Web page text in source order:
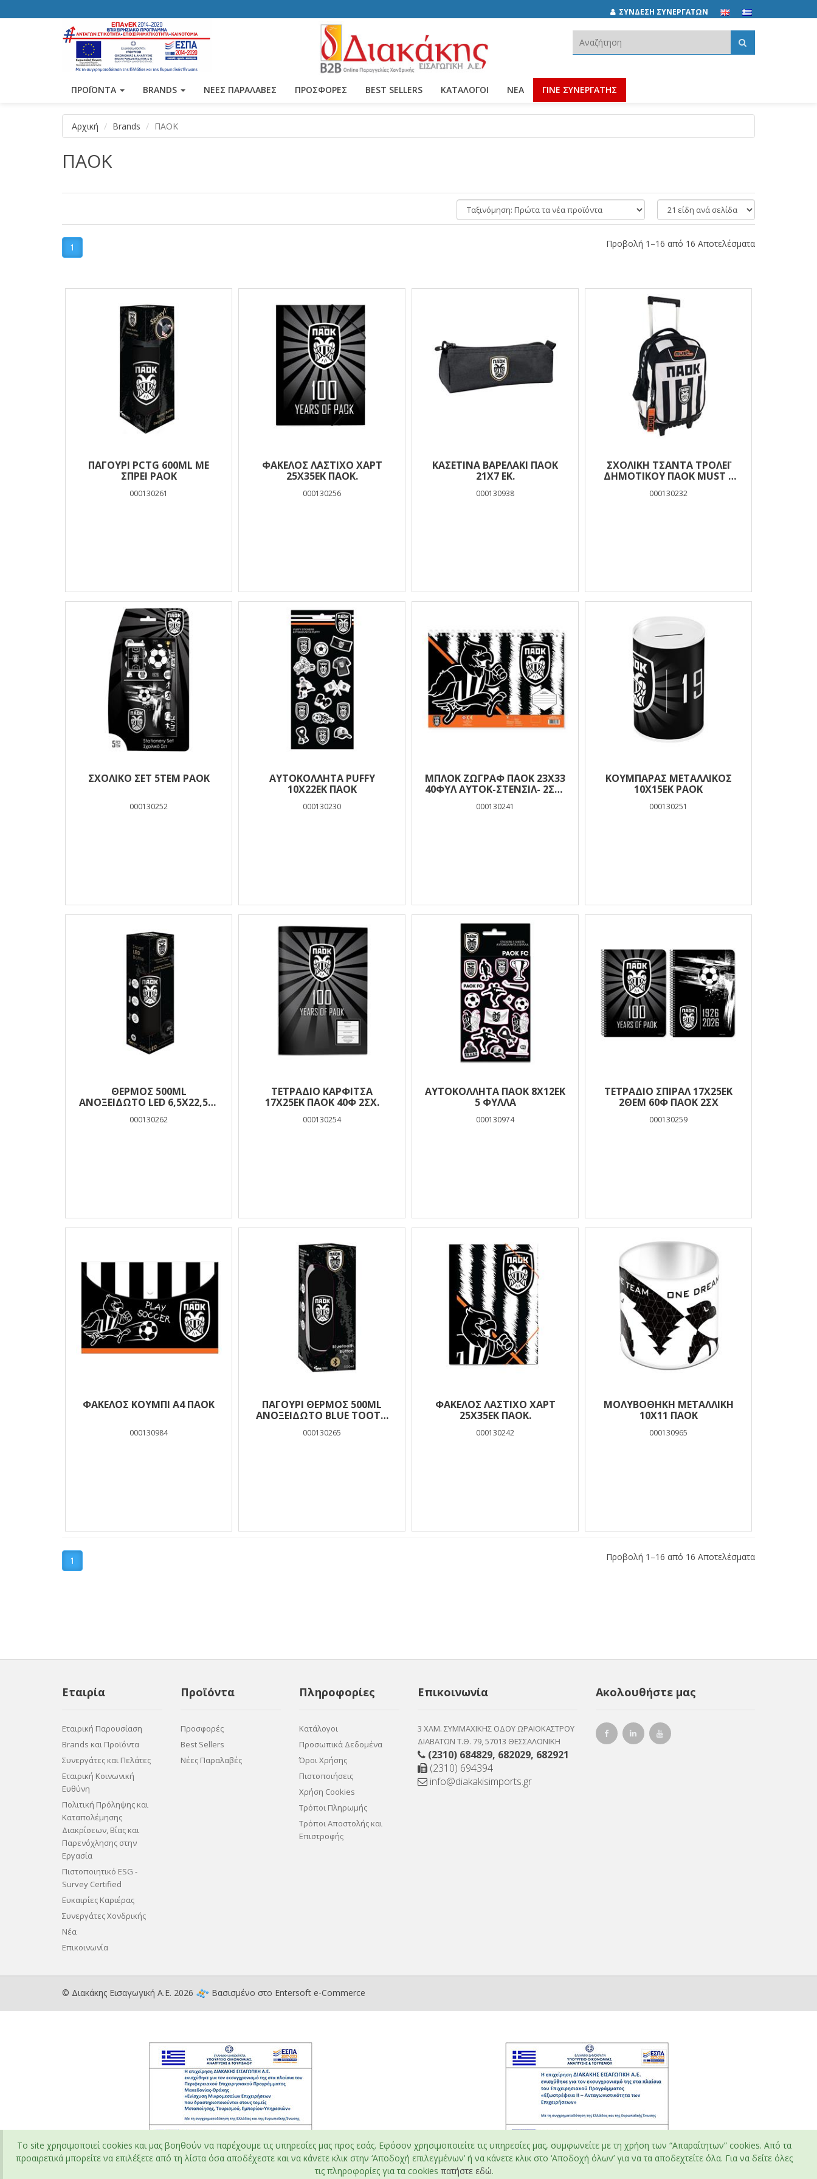
ΣΥΝΔΕΣΗ ΣΥΝΕΡΓΑΤΩΝ
ΠΡΟΪΟΝΤΑ BRANDS ΝΕΕΣ ΠΑΡΑΛΑΒΕΣ ΠΡΟΣΦΟΡΕΣ BEST SELLERS ΚΑΤΆΛΟΓΟΙ ΝΈΑ ΓΙΝΕ ΣΥΝΕΡΓΑΤΗΣ
Αναζήτηση:
Αρχική Brands ΠΑΟΚ
ΠΑΟΚ
είδη
ανά
Ταξινόμηση:
1 Προβολή 1–16 από 16 Αποτελέσματα
Αποτελέσματα
ΠΑΓΟΥΡΙ PCTG 600ML ΜΕ
ΣΠΡΕΙ PAOK
000130261
ΦΑΚΕΛΟΣ ΛΑΣΤΙΧΟ ΧΑΡΤ
25Χ35ΕΚ ΠΑΟΚ.
000130256
ΚΑΣΕΤΊΝΑ ΒΑΡΕΛΆΚΙ ΠΑΟΚ
21X7 ΕΚ.
000130938
ΣΧΟΛΙΚΉ ΤΣΆΝΤΑ ΤΡΌΛΕΪ
ΔΗΜΟΤΙΚΟΎ ΠΑΟΚ MUST 3
000130232
ΣΧΟΛΙΚΟ ΣΕΤ 5ΤΕΜ PAOK
000130252
ΑΥΤΟΚΟΛΛΗΤΑ PUFFY
10X22EK ΠΑΟΚ
000130230
ΜΠΛΟΚ ΖΩΓΡΑΦ ΠΑΟΚ 23X33
40ΦΥΛ ΑΥΤΟΚ-ΣΤΕΝΣΙΛ- 2ΣΕΛ
000130241
ΚΟΥΜΠΑΡΑΣ ΜΕΤΑΛΛΙΚΟΣ
10Χ15ΕΚ PAOK
000130251
ΘΕΡΜΟΣ 500ML
ΑΝΟΞΕΙΔΩΤΟ LED 6,5Χ22,5ΕΚ
000130262
ΤΕΤΡΑΔΙΟ ΚΑΡΦΙΤΣΑ
17Χ25ΕΚ ΠΑΟΚ 40Φ 2ΣΧ.
000130254
ΑΥΤΟΚΟΛΛΗΤA ΠΑΟΚ 8X12ΕΚ
5 ΦΥΛΛΑ
000130974
ΤΕΤΡΑΔΙΟ ΣΠΙΡΑΛ 17Χ25ΕΚ
2ΘΕΜ 60Φ ΠΑΟΚ 2ΣΧ
000130259
ΦΑΚΕΛΟΣ ΚΟΥΜΠΙ Α4 ΠΑΟΚ
000130984
ΠΑΓΟΥΡΙ ΘΕΡΜΟΣ 500ML
ΑΝΟΞΕΙΔΩΤΟ BLUE TOOTH
000130265
ΦΑΚΕΛΟΣ ΛΑΣΤΙΧΟ ΧΑΡΤ
25Χ35ΕΚ ΠΑΟΚ.
000130242
ΜΟΛΥΒΟΘΗΚΗ ΜΕΤΑΛΛΙΚΗ
10X11 ΠΑΟΚ
000130965
1 Προβολή 1–16 από 16 Αποτελέσματα
Εταιρία
Εταιρική Παρουσίαση
Brands και Προϊόντα
Συνεργάτες και Πελάτες
Εταιρική Κοινωνική
Ευθύνη
Πολιτική Πρόληψης και
Καταπολέμησης
Διακρίσεων, Βίας και
Παρενόχλησης στην
Εργασία
Πιστοποιητικό ESG -
Survey Certified
Ευκαιρίες Καριέρας
Συνεργάτες Χονδρικής
Νέα
Επικοινωνία
Προϊόντα
Προσφορές
Best Sellers
Νέες Παραλαβές
Πληροφορίες
Κατάλογοι
Προσωπικά Δεδομένα
Όροι Χρήσης
Πιστοποιήσεις
Χρήση Cookies
Τρόποι Πληρωμής
Τρόποι Αποστολής και
Επιστροφής
Επικοινωνία
3 ΧΛΜ. ΣΥΜΜΑΧΙΚΗΣ ΟΔΟΥ ΩΡΑΙΟΚΑΣΤΡΟΥ
ΔΙΑΒΑΤΩΝ Τ.Θ. 79, 57013 ΘΕΣΣΑΛΟΝΙΚΗ
(2310) 684829, 682029, 682921
(2310) 694394
info@diakakisimports.gr
Ακολουθήστε μας
© Διακάκης Εισαγωγική Α.Ε. 2026 Βασισμένο στο Entersoft e-Commerce
To site χρησιμοποιεί cookies και μας βοηθούν να παρέχουμε τις υπηρεσίες μας προς εσάς. Εφόσον χρησιμοποιείτε τις υπηρεσίες μας, συμφωνείτε με τη χρήση των “Απαραίτητων” cookies. Από τα
προαιρετικά μπορείτε να επιλέξετε από τη λίστα όσα αποδέχεστε και να κάνετε κλικ στην ‘Αποδοχή επιλεγμένων’ ή να κάνετε κλικ στο ‘Αποδοχή όλων’ για να τα αποδεχτείτε όλα. Για να δείτε όλες
τις πληροφορίες για τα cookies πατήστε εδώ.